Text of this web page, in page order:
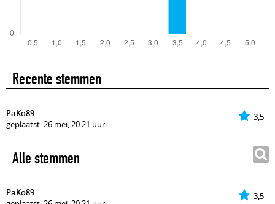
Recente stemmen
3,5
PaKo89
geplaatst: 26 mei, 20:21 uur
Alle stemmen
3,5
PaKo89